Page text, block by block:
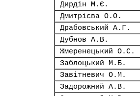
Дирдін М.Є.
Дмитрієва О.О.
Драбовський А.Г.
Дубнов А.В.
Жмеренецький О.С.
Заблоцький М.Б.
Завітневич О.М.
Задорожний А.В.